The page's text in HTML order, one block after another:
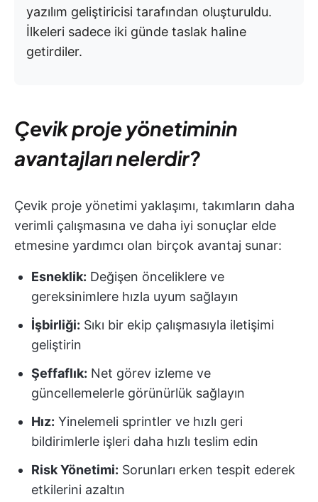
yazılım geliştiricisi tarafından oluşturuldu.
İlkeleri sadece iki günde taslak haline
getirdiler.
Çevik proje yönetiminin
avantajları nelerdir?
Çevik proje yönetimi yaklaşımı, takımların daha
verimli çalışmasına ve daha iyi sonuçlar elde
etmesine yardımcı olan birçok avantaj sunar:
Esneklik: Değişen önceliklere ve
gereksinimlere hızla uyum sağlayın
İşbirliği: Sıkı bir ekip çalışmasıyla iletişimi
geliştirin
Şeffaflık: Net görev izleme ve
güncellemelerle görünürlük sağlayın
Hız: Yinelemeli sprintler ve hızlı geri
bildirimlerle işleri daha hızlı teslim edin
Risk Yönetimi: Sorunları erken tespit ederek
etkilerini azaltın